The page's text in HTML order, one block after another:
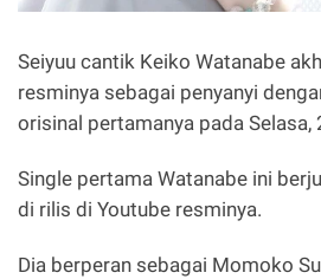
Seiyuu cantik Keiko Watanabe
resminya sebagai penyanyi
orisinal pertamanya pada
Single pertama Watanabe ini
di rilis di Youtube resminya.
Dia berperan sebagai Momoko